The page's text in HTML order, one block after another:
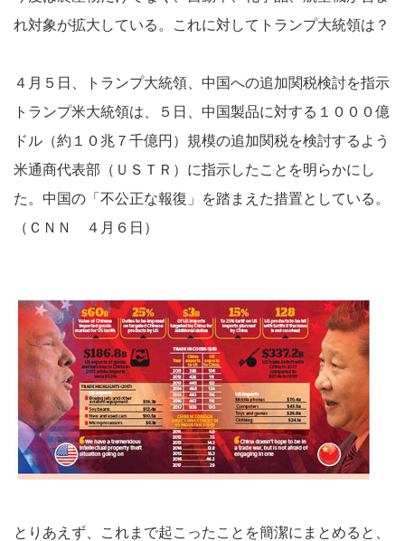
れ対象が拡大している。これに対してトランプ大統領は？
４月５日、トランプ大統領、中国への追加関税検討を指示
トランプ米大統領は、５日、中国製品に対する１０００億
ドル（約１０兆７千億円）規模の追加関税を検討するよう
米通商代表部（ＵＳＴＲ）に指示したことを明らかにし
た。中国の「不公正な報復」を踏まえた措置としている。
（ＣＮＮ ４月６日）
とりあえず、これまで起こったことを簡潔にまとめると、